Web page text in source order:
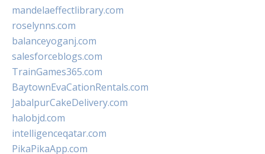
mandelaeffectlibrary.com
roselynns.com
balanceyoganj.com
salesforceblogs.com
TrainGames365.com
BaytownEvaCationRentals.com
JabalpurCakeDelivery.com
halobjd.com
intelligenceqatar.com
PikaPikaApp.com